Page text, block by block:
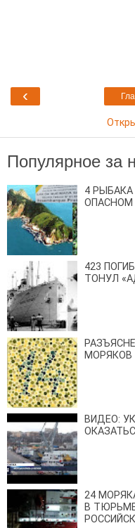
‹
Популярное за
4
ОПАСНОМ
423
ТОНУЛ
МОРЯКОВ
ВИДЕО:
24
В